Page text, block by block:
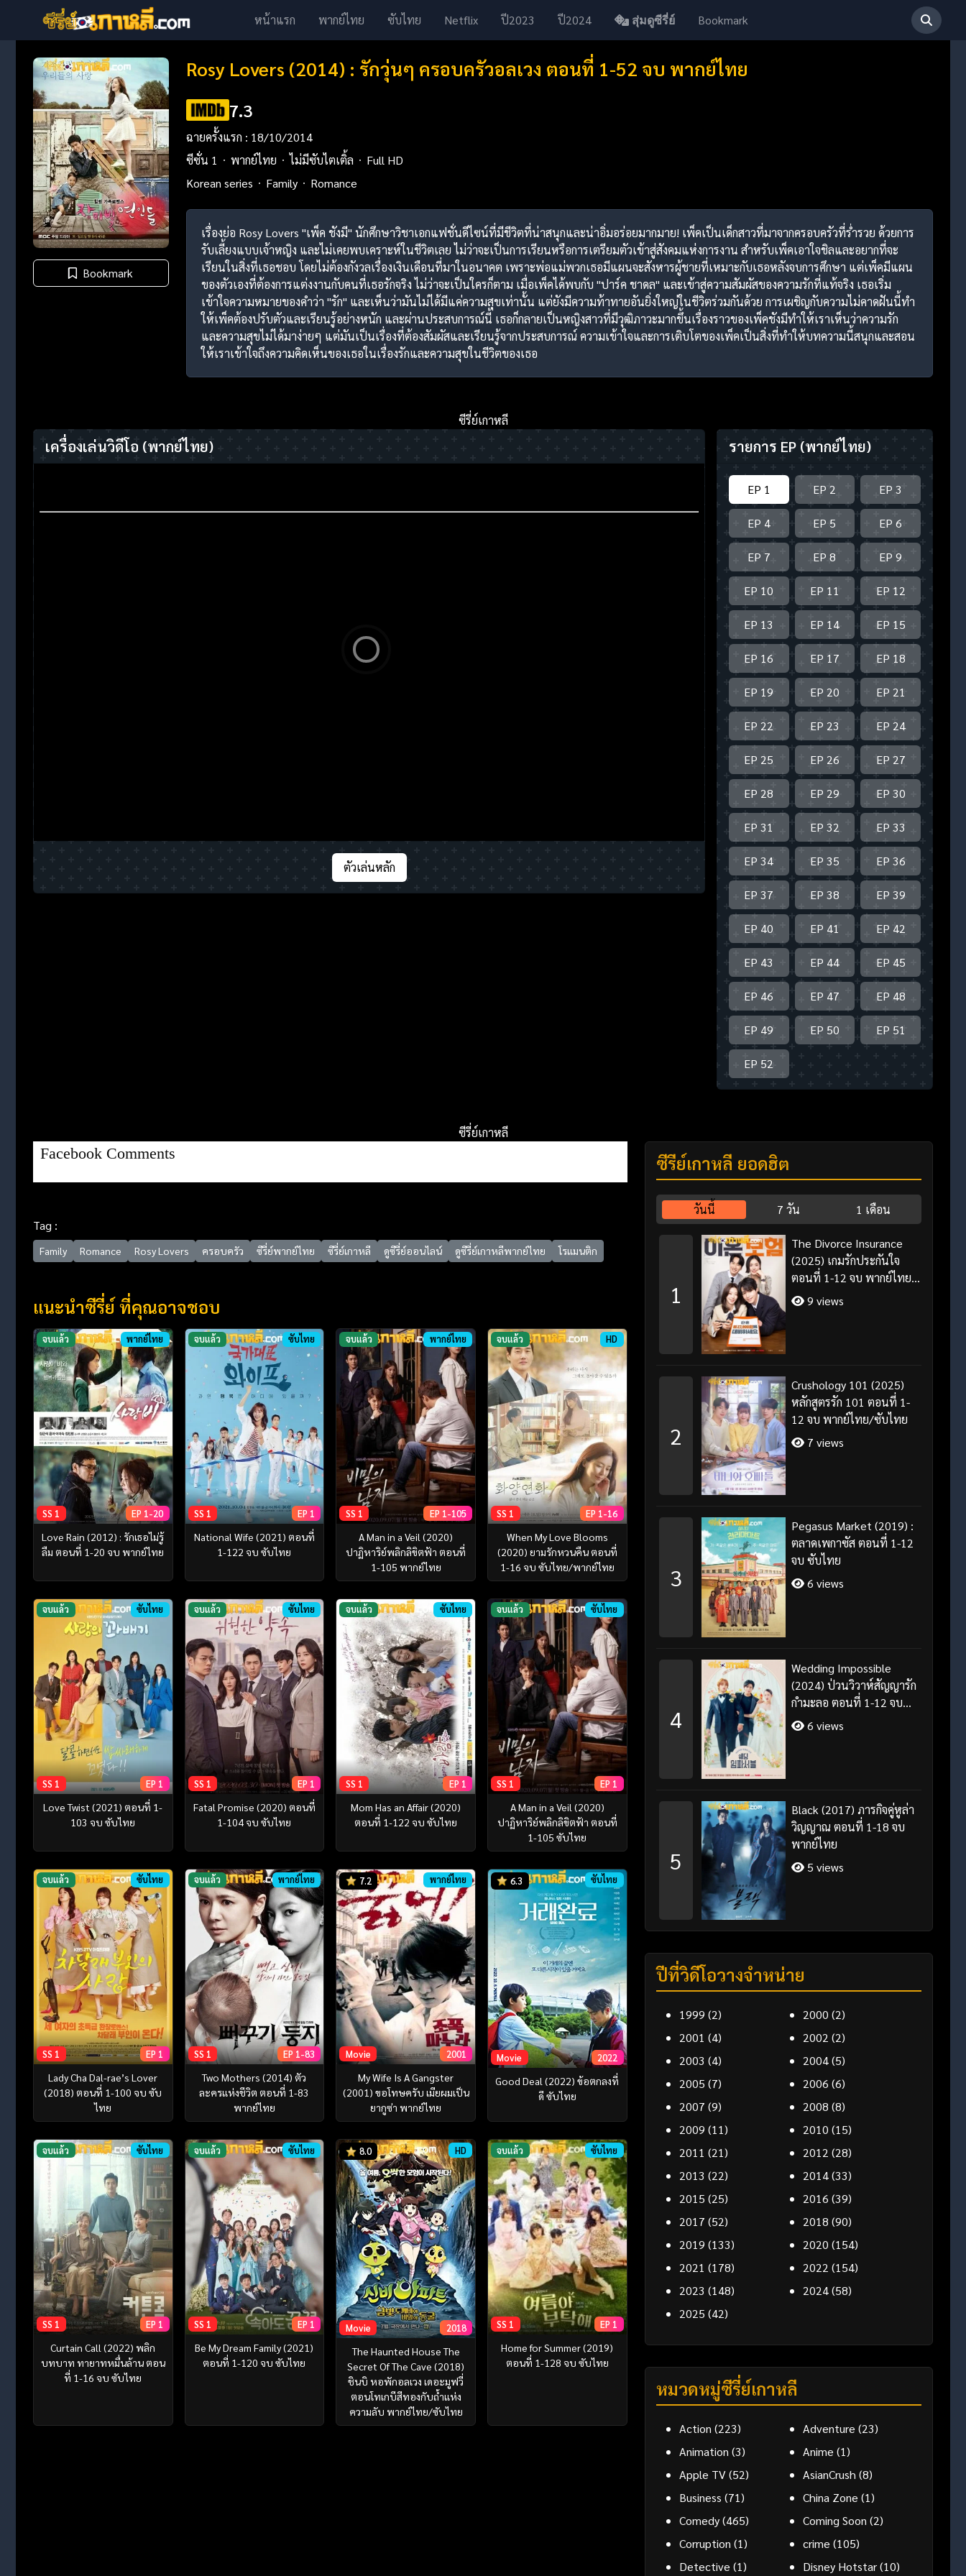
หน้าแรก พากย์ไทย ซับไทย Netflix ปี2023 ปี2024 สุ่มดูซีรี่ย์ Bookmark
Bookmark
Rosy Lovers (2014) : รักวุ่นๆ ครอบครัวอลเวง ตอนที่ 1-52 จบ พากย์ไทย
7.3
ฉายครั้งแรก : 18/10/2014
ซีซั่น 1
พากย์ไทย ไม่มีซับไตเติ้ล
Full HD
Korean series
Family Romance
เรื่องย่อ Rosy Lovers "เพ็ค ชังมี" นักศึกษาวิชาเอกแฟชั่นดีไซน์ที่มีชีวิตที่น่าสนุกและน่าอิ่มอร่อยมากมาย! เพ็คเป็นเด็กสาวที่มาจากครอบครัวที่ร่ำรวย ด้วยการ
รับเลี้ยงแบบเจ้าหญิง และไม่เคยพบเคราะห์ในชีวิตเลย ไม่ว่าจะเป็นการเรียนหรือการเตรียมตัวเข้าสู่สังคมแห่งการงาน สำหรับเพ็คเอาใจชิลและอยากที่จะ
เรียนในสิ่งที่เธอชอบ โดยไม่ต้องกังวลเรื่องเงินเดือนที่มาในอนาคต เพราะพ่อแม่พวกเธอมีแผนจะสังหารผู้ชายที่เหมาะกับเธอหลังจบการศึกษา แต่เพ็คมีแผน
ของตัวเองที่ต้องการแต่งงานกับคนที่เธอรักจริง ไม่ว่าจะเป็นใครก็ตาม เมื่อเพ็คได้พบกับ "ปาร์ค ชาดล" และเข้าสู่ความสัมผัสของความรักที่แท้จริง เธอเริ่ม
เข้าใจความหมายของคำว่า "รัก" และเห็นว่ามันไม่ได้มีแค่ความสุขเท่านั้น แต่ยังมีความท้าทายอันยิ่งใหญ่ในชีวิตร่วมกันด้วย การเผชิญกับความไม่คาดฝันนี้ทำ
ให้เพ็คต้องปรับตัวและเรียนรู้อย่างหนัก และผ่านประสบการณ์นี้ เธอก็กลายเป็นหญิงสาวที่มีวุฒิภาวะมากขึ้นเรื่องราวของเพ็คชังมีทำให้เราเห็นว่าความรัก
และความสุขไม่ได้มาง่ายๆ แต่มันเป็นเรื่องที่ต้องสัมผัสและเรียนรู้จากประสบการณ์ ความเข้าใจและการเติบโตของเพ็คเป็นสิ่งที่ทำให้บทความนี้สนุกและสอน
ให้เราเข้าใจถึงความคิดเห็นของเธอในเรื่องรักและความสุขในชีวิตของเธอ
ซีรี่ย์เกาหลี
เครื่องเล่นวิดีโอ (พากย์ไทย)
ตัวเล่นหลัก
รายการ EP (พากย์ไทย)
EP 1 EP 2 EP 3
EP 4 EP 5 EP 6
EP 7 EP 8 EP 9
EP 10 EP 11 EP 12
EP 13 EP 14 EP 15
EP 16 EP 17 EP 18
EP 19 EP 20 EP 21
EP 22 EP 23 EP 24
EP 25 EP 26 EP 27
EP 28 EP 29 EP 30
EP 31 EP 32 EP 33
EP 34 EP 35 EP 36
EP 37 EP 38 EP 39
EP 40 EP 41 EP 42
EP 43 EP 44 EP 45
EP 46 EP 47 EP 48
EP 49 EP 50 EP 51
EP 52
ซีรี่ย์เกาหลี
Facebook Comments
Tag :
Family Romance Rosy Lovers ครอบครัว ซีรี่ย์พากย์ไทย ซีรี่ย์เกาหลี ดูซีรี่ย์ออนไลน์ ดูซีรี่ย์เกาหลีพากย์ไทย โรแมนติก
แนะนำซีรี่ย์ ที่คุณอาจชอบ
จบแล้ว พากย์ไทย
SS 1 EP 1-20
Love Rain (2012) : รักเธอไม่รู้
ลืม ตอนที่ 1-20 จบ พากย์ไทย
จบแล้ว ซับไทย
SS 1 EP 1
National Wife (2021) ตอนที่
1-122 จบ ซับไทย
จบแล้ว พากย์ไทย
SS 1 EP 1-105
A Man in a Veil (2020)
ปาฏิหาริย์พลิกลิขิตฟ้า ตอนที่
1-105 พากย์ไทย
จบแล้ว HD
SS 1 EP 1-16
When My Love Blooms
(2020) ยามรักหวนคืน ตอนที่
1-16 จบ ซับไทย/พากย์ไทย
จบแล้ว ซับไทย
SS 1 EP 1
Love Twist (2021) ตอนที่ 1-
103 จบ ซับไทย
จบแล้ว ซับไทย
SS 1 EP 1
Fatal Promise (2020) ตอนที่
1-104 จบ ซับไทย
จบแล้ว ซับไทย
SS 1 EP 1
Mom Has an Affair (2020)
ตอนที่ 1-122 จบ ซับไทย
จบแล้ว ซับไทย
SS 1 EP 1
A Man in a Veil (2020)
ปาฏิหาริย์พลิกลิขิตฟ้า ตอนที่
1-105 ซับไทย
จบแล้ว ซับไทย
SS 1 EP 1
Lady Cha Dal-rae’s Lover
(2018) ตอนที่ 1-100 จบ ซับ
ไทย
จบแล้ว พากย์ไทย
SS 1 EP 1-83
Two Mothers (2014) ตัว
ละครแห่งชีวิต ตอนที่ 1-83
พากย์ไทย
7.2 พากย์ไทย
Movie 2001
My Wife Is A Gangster
(2001) ขอโทษครับ เมียผมเป็น
ยากูซ่า พากย์ไทย
6.3 ซับไทย
Movie 2022
Good Deal (2022) ข้อตกลงที่
ดี ซับไทย
จบแล้ว ซับไทย
SS 1 EP 1
Curtain Call (2022) พลิก
บทบาท ทายาทหมื่นล้าน ตอน
ที่ 1-16 จบ ซับไทย
จบแล้ว ซับไทย
SS 1 EP 1
Be My Dream Family (2021)
ตอนที่ 1-120 จบ ซับไทย
8.0 HD
Movie 2018
The Haunted House The
Secret Of The Cave (2018)
ชินบิ หอพักอลเวง เดอะมูฟวี่
ตอนโทเกบีสีทองกับถ้ำแห่ง
ความลับ พากย์ไทย/ซับไทย
จบแล้ว ซับไทย
SS 1 EP 1
Home for Summer (2019)
ตอนที่ 1-128 จบ ซับไทย
ซีรี่ย์เกาหลี ยอดฮิต
วันนี้ 7 วัน 1 เดือน
1
The Divorce Insurance
(2025) เกมรักประกันใจ
ตอนที่ 1-12 จบ พากย์ไทย
ซับไทย9 views
2
Crushology 101 (2025)
หลักสูตรรัก 101 ตอนที่ 1-
12 จบ พากย์ไทย/ซับไทย
7 views
3
Pegasus Market (2019) :
ตลาดเพกาซัส ตอนที่ 1-12
จบ ซับไทย
6 views
4
Wedding Impossible
(2024) ป่วนวิวาห์สัญญารัก
กำมะลอ ตอนที่ 1-12 จบ
พากย์ไทย/ซับไทย
6 views
5
Black (2017) ภารกิจคู่หูล่า
วิญญาณ ตอนที่ 1-18 จบ
พากย์ไทย
5 views
ปีที่วิดีโอวางจำหน่าย
1999 (2) 2000 (2)
2001 (4) 2002 (2)
2003 (4) 2004(5)
2005 (7) 2006 (6)
2007 (9) 2008 (8)
2009 (11) 2010 (15)
2011 (21) 2012 (28)
2013 (22) 2014(33)
2015 (25) 2016 (39)
2017 (52) 2018 (90)
2019 (133) 2020 (154)
2021 (178) 2022 (154)
2023 (148) 2024(58)
2025 (42)
หมวดหมู่ซีรี่ย์เกาหลี
Action (223) Adventure (23)
Animation (3) Anime (1)
Apple TV(52) AsianCrush (8)
Business (71) China Zone (1)
Comedy(465) Coming Soon (2)
Corruption (1) crime (105)
Detective (1) Disney Hotstar(10)